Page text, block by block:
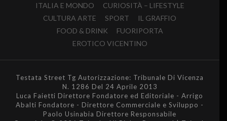
ITALIA E MONDO
CURIOSITÀ – LIFESTYLE
CULTURA ARTE
SPORT
IL GRAFFIO
FOOD & DRINK
FUORIPORTA
EROTICO VICENTINO
Testata Street Tg Autorizzazione: Tribunale Di Vicenza
N. 1286 Del 24 Aprile 2013
Luca Faietti Direttore Fondatore ed Editoriale - Arrigo
Abalti Fondatore - Direttore Commerciale e Sviluppo -
Paolo Usinabia Direttore Responsabile